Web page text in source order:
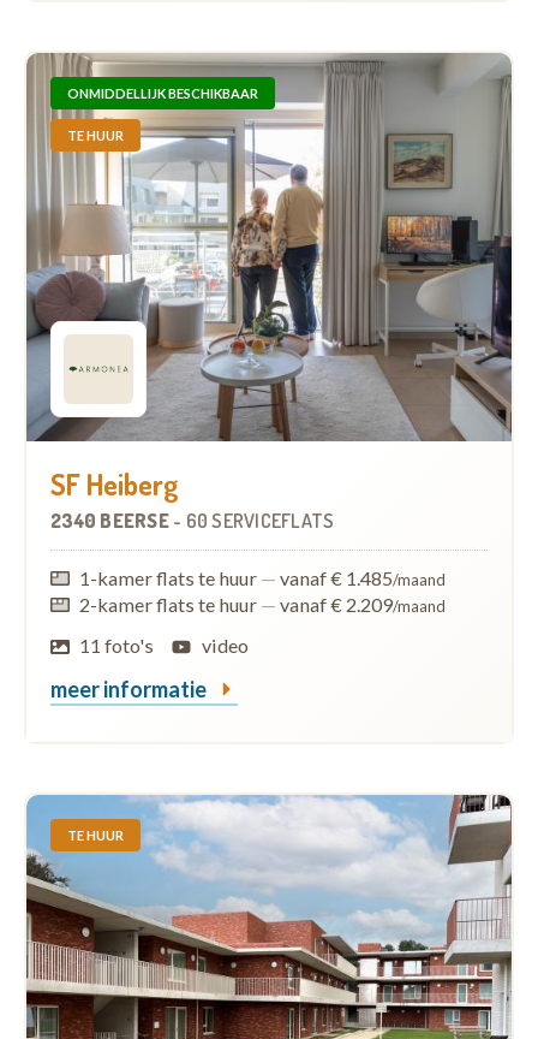
ONMIDDELLIJK BESCHIKBAAR
TE HUUR
SF Heiberg
2340 BEERSE - 60 SERVICEFLATS
1-kamer flats te huur — vanaf € 1.485/maand
2-kamer flats te huur — vanaf € 2.209/maand
11 foto's video
meer informatie
TE HUUR